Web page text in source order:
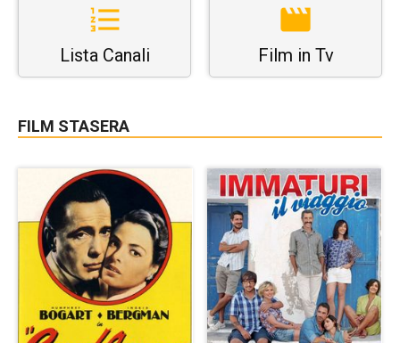
Lista Canali Film in Tv
FILM STASERA